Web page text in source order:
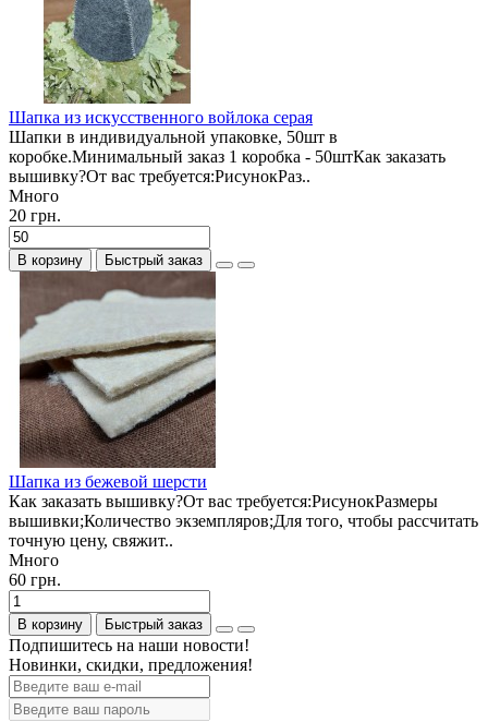
Шапка из искусственного войлока серая
Шапки в индивидуальной упаковке, 50шт в
коробке.Минимальный заказ 1 коробка - 50штКак заказать
вышивку?От вас требуется:РисунокРаз..
Много
20 грн.
В корзину Быстрый заказ
Шапка из бежевой шерсти
Как заказать вышивку?От вас требуется:РисунокРазмеры
вышивки;Количество экземпляров;Для того, чтобы рассчитать
точную цену, свяжит..
Много
60 грн.
В корзину Быстрый заказ
Подпишитесь на наши новости!
Новинки, скидки, предложения!